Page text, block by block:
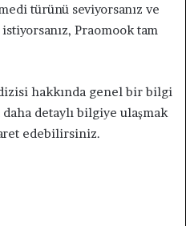
türünü seviyorsanız ve
Praomook tam
hakkında genel bir bilgi
detaylı bilgiye ulaşmak
edebilirsiniz.